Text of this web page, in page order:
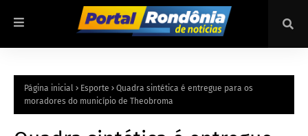
Página inicial Esporte
Quadra sintética é entregue para os
moradores do município de Theobroma